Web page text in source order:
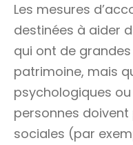
Les mesures
destinées à aider
qui ont de
patrimoine, mais
psychologiques
personnes
sociales (par